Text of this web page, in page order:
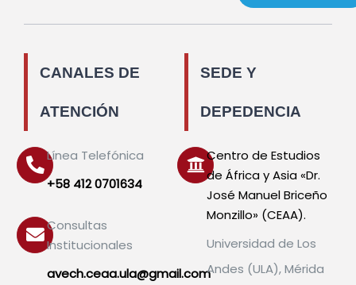
CANALES DE
ATENCIÓN
SEDE Y
DEPEDENCIA
Línea Telefónica
+58 412 0701634
Consultas
Institucionales
avech.ceaa.ula@gmail.com
Centro de Estudios
de África y Asia «Dr.
José Manuel Briceño
Monzillo» (CEAA).
Universidad de Los
Andes (ULA), Mérida